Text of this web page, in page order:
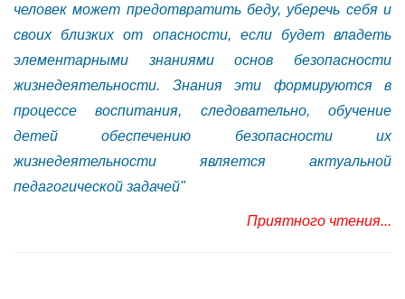
человек может предотвратить беду, уберечь себя и
своих близких от опасности, если будет владеть
элементарными знаниями основ безопасности
жизнедеятельности. Знания эти формируются в
процессе воспитания, следовательно, обучение
детей обеспечению безопасности их
жизнедеятельности является актуальной
педагогической задачей"
Приятного чтения...